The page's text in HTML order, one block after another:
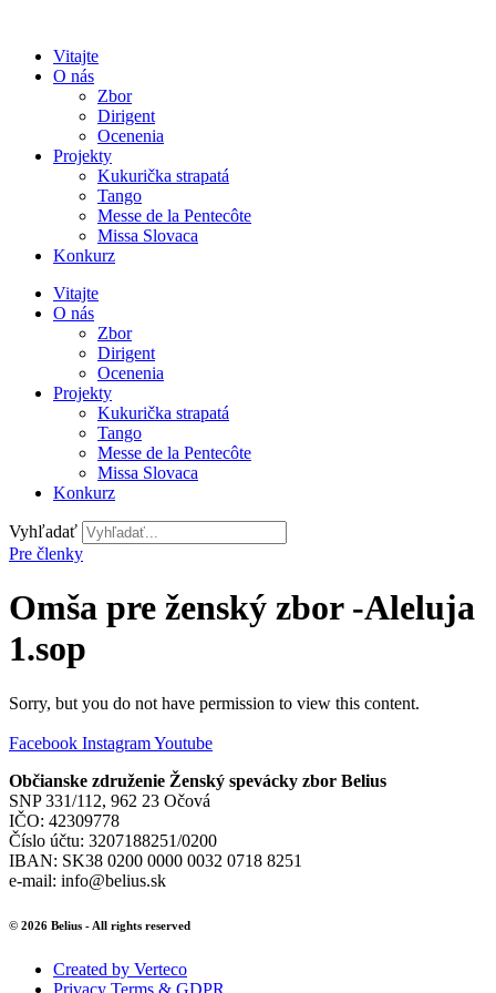
obsah
Vitajte
O nás
Zbor
Dirigent
Ocenenia
Projekty
Kukurička strapatá
Tango
Messe de la Pentecôte
Missa Slovaca
Konkurz
Vitajte
O nás
Zbor
Dirigent
Ocenenia
Projekty
Kukurička strapatá
Tango
Messe de la Pentecôte
Missa Slovaca
Konkurz
Vyhľadať
Pre členky
Omša pre ženský zbor -Aleluja
1.sop
Sorry, but you do not have permission to view this content.
Facebook InstagramYoutube
Občianske združenie Ženský spevácky zbor Belius
SNP 331/112, 962 23 Očová
IČO: 42309778
Číslo účtu: 3207188251/0200
IBAN: SK38 0200 0000 0032 0718 8251
e-mail: info@belius.sk
© 2026 Belius - All rights reserved
Created by Verteco
Privacy Terms & GDPR